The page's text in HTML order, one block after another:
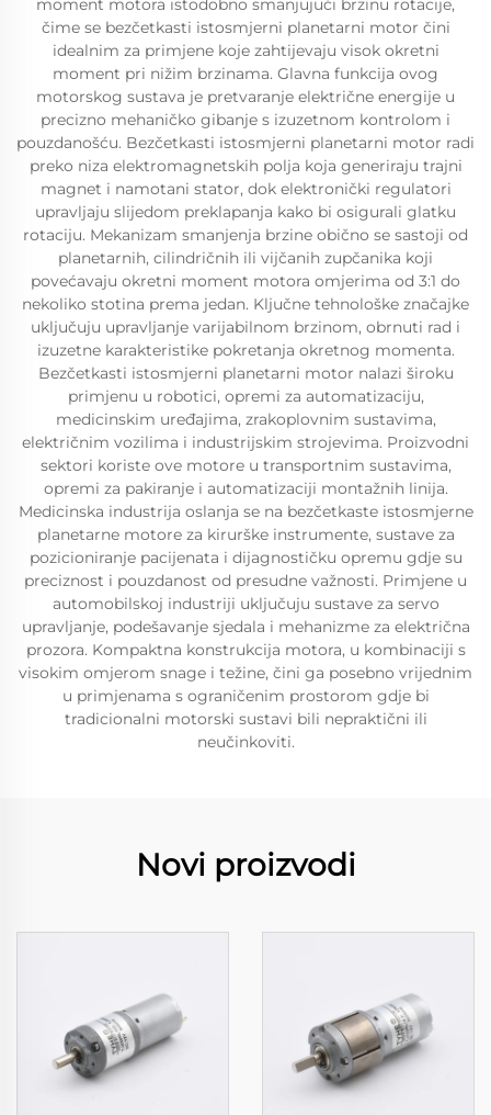
moment motora istodobno smanjujući brzinu rotacije,
čime se bezčetkasti istosmjerni planetarni motor čini
idealnim za primjene koje zahtijevaju visok okretni
moment pri nižim brzinama. Glavna funkcija ovog
motorskog sustava je pretvaranje električne energije u
precizno mehaničko gibanje s izuzetnom kontrolom i
pouzdanošću. Bezčetkasti istosmjerni planetarni motor radi
preko niza elektromagnetskih polja koja generiraju trajni
magnet i namotani stator, dok elektronički regulatori
upravljaju slijedom preklapanja kako bi osigurali glatku
rotaciju. Mekanizam smanjenja brzine obično se sastoji od
planetarnih, cilindričnih ili vijčanih zupčanika koji
povećavaju okretni moment motora omjerima od 3:1 do
nekoliko stotina prema jedan. Ključne tehnološke značajke
uključuju upravljanje varijabilnom brzinom, obrnuti rad i
izuzetne karakteristike pokretanja okretnog momenta.
Bezčetkasti istosmjerni planetarni motor nalazi široku
primjenu u robotici, opremi za automatizaciju,
medicinskim uređajima, zrakoplovnim sustavima,
električnim vozilima i industrijskim strojevima. Proizvodni
sektori koriste ove motore u transportnim sustavima,
opremi za pakiranje i automatizaciji montažnih linija.
Medicinska industrija oslanja se na bezčetkaste istosmjerne
planetarne motore za kirurške instrumente, sustave za
pozicioniranje pacijenata i dijagnostičku opremu gdje su
preciznost i pouzdanost od presudne važnosti. Primjene u
automobilskoj industriji uključuju sustave za servo
upravljanje, podešavanje sjedala i mehanizme za električna
prozora. Kompaktna konstrukcija motora, u kombinaciji s
visokim omjerom snage i težine, čini ga posebno vrijednim
u primjenama s ograničenim prostorom gdje bi
tradicionalni motorski sustavi bili nepraktični ili
neučinkoviti.
Novi proizvodi